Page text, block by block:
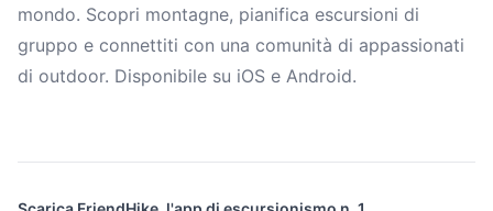
mondo. Scopri montagne, pianifica escursioni di
gruppo e connettiti con una comunità di appassionati
di outdoor. Disponibile su iOS e Android.